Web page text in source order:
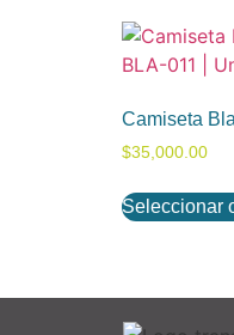
Camiseta
$35,000.00
Seleccionar